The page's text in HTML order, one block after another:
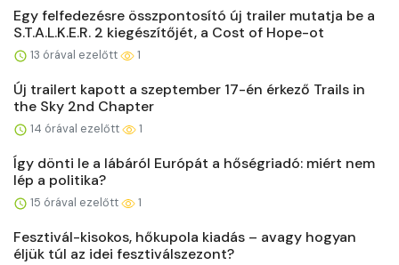
Egy felfedezésre összpontosító új trailer mutatja be a
S.T.A.L.K.E.R. 2 kiegészítőjét, a Cost of Hope-ot
13 órával ezelőtt 1
Új trailert kapott a szeptember 17-én érkező Trails in
the Sky 2nd Chapter
14 órával ezelőtt 1
Így dönti le a lábáról Európát a hőségriadó: miért nem
lép a politika?
15 órával ezelőtt 1
Fesztivál-kisokos, hőkupola kiadás – avagy hogyan
éljük túl az idei fesztiválszezont?